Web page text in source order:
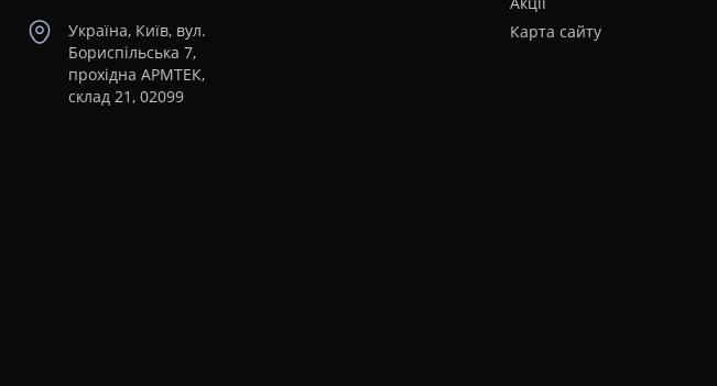
Україна, Київ, вул.
Бориспільська 7,
прохідна АРМТЕК,
склад 21, 02099
Карта сайту